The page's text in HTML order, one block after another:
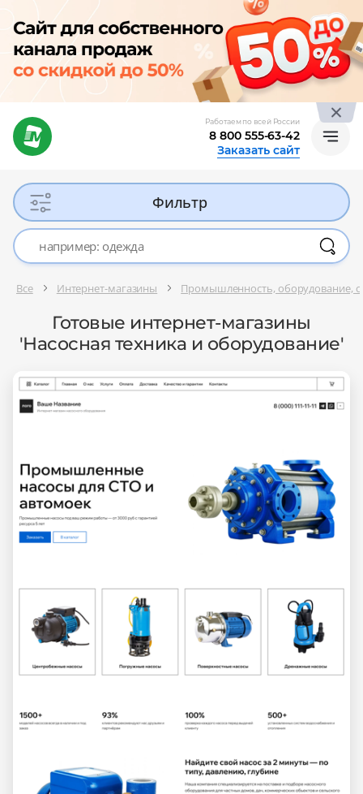
Работаем по всей России
8 800 555-63-42
Заказать сайт
Фильтр
Все Интернет-магазины Промышленность, оборудование,
Готовые интернет-магазины
'Насосная техника и оборудование'